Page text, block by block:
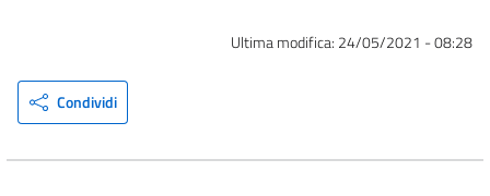
Ultima modifica: 24/05/2021 - 08:28
Condividi